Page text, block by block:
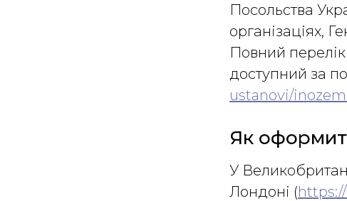
Посольства
організаціях,
Повний
доступний за
ustanovi/
Як
У
Лондоні (